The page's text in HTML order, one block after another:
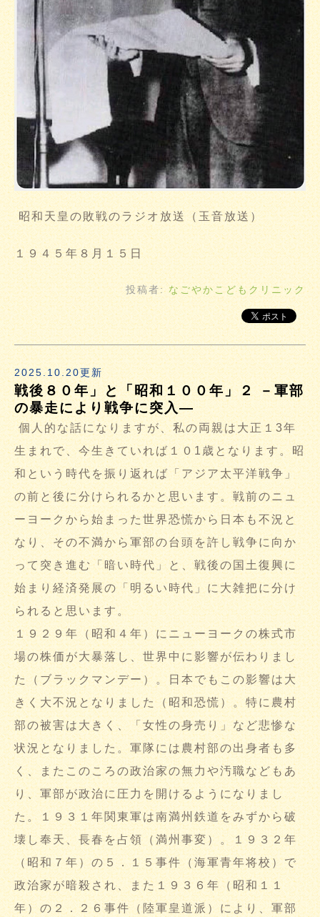
昭和天皇の敗戦のラジオ放送（玉音放送）
１９４５年８月１５日
投稿者: なごやかこどもクリニック
2025.10.20更新
戦後８０年」と「昭和１００年」２ －軍部
の暴走により戦争に突入―
個人的な話になりますが、私の両親は大正１3年
生まれで、今生きていれば１０1歳となります。昭
和という時代を振り返れば「アジア太平洋戦争」
の前と後に分けられるかと思います。戦前のニュ
ーヨークから始まった世界恐慌から日本も不況と
なり、その不満から軍部の台頭を許し戦争に向か
って突き進む「暗い時代」と、戦後の国土復興に
始まり経済発展の「明るい時代」に大雑把に分け
られると思います。
１９２９年（昭和４年）にニューヨークの株式市
場の株価が大暴落し、世界中に影響が伝わりまし
た（ブラックマンデー）。日本でもこの影響は大
きく大不況となりました（昭和恐慌）。特に農村
部の被害は大きく、「女性の身売り」など悲惨な
状況となりました。軍隊には農村部の出身者も多
く、またこのころの政治家の無力や汚職などもあ
り、軍部が政治に圧力を開けるようになりまし
た。１９３１年関東軍は南満州鉄道をみずから破
壊し奉天、長春を占領（満州事変）。１９３２年
（昭和７年）の５．１５事件（海軍青年将校）で
政治家が暗殺され、また１９３６年（昭和１１
年）の２．２６事件（陸軍皇道派）により、軍部